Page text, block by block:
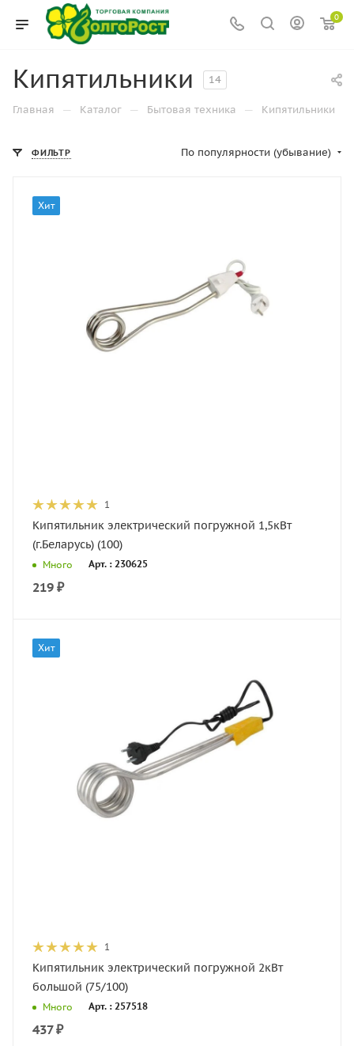
0
Кипятильники 14
Главная — Каталог — Бытовая техника — Кипятильники
ФИЛЬТР По популярности (убывание)
Хит
1
Кипятильник электрический погружной 1,5кВт
(г.Беларусь) (100)
Много Арт. : 230625
219 ₽
Хит
1
Кипятильник электрический погружной 2кВт
большой (75/100)
Много Арт. : 257518
437₽